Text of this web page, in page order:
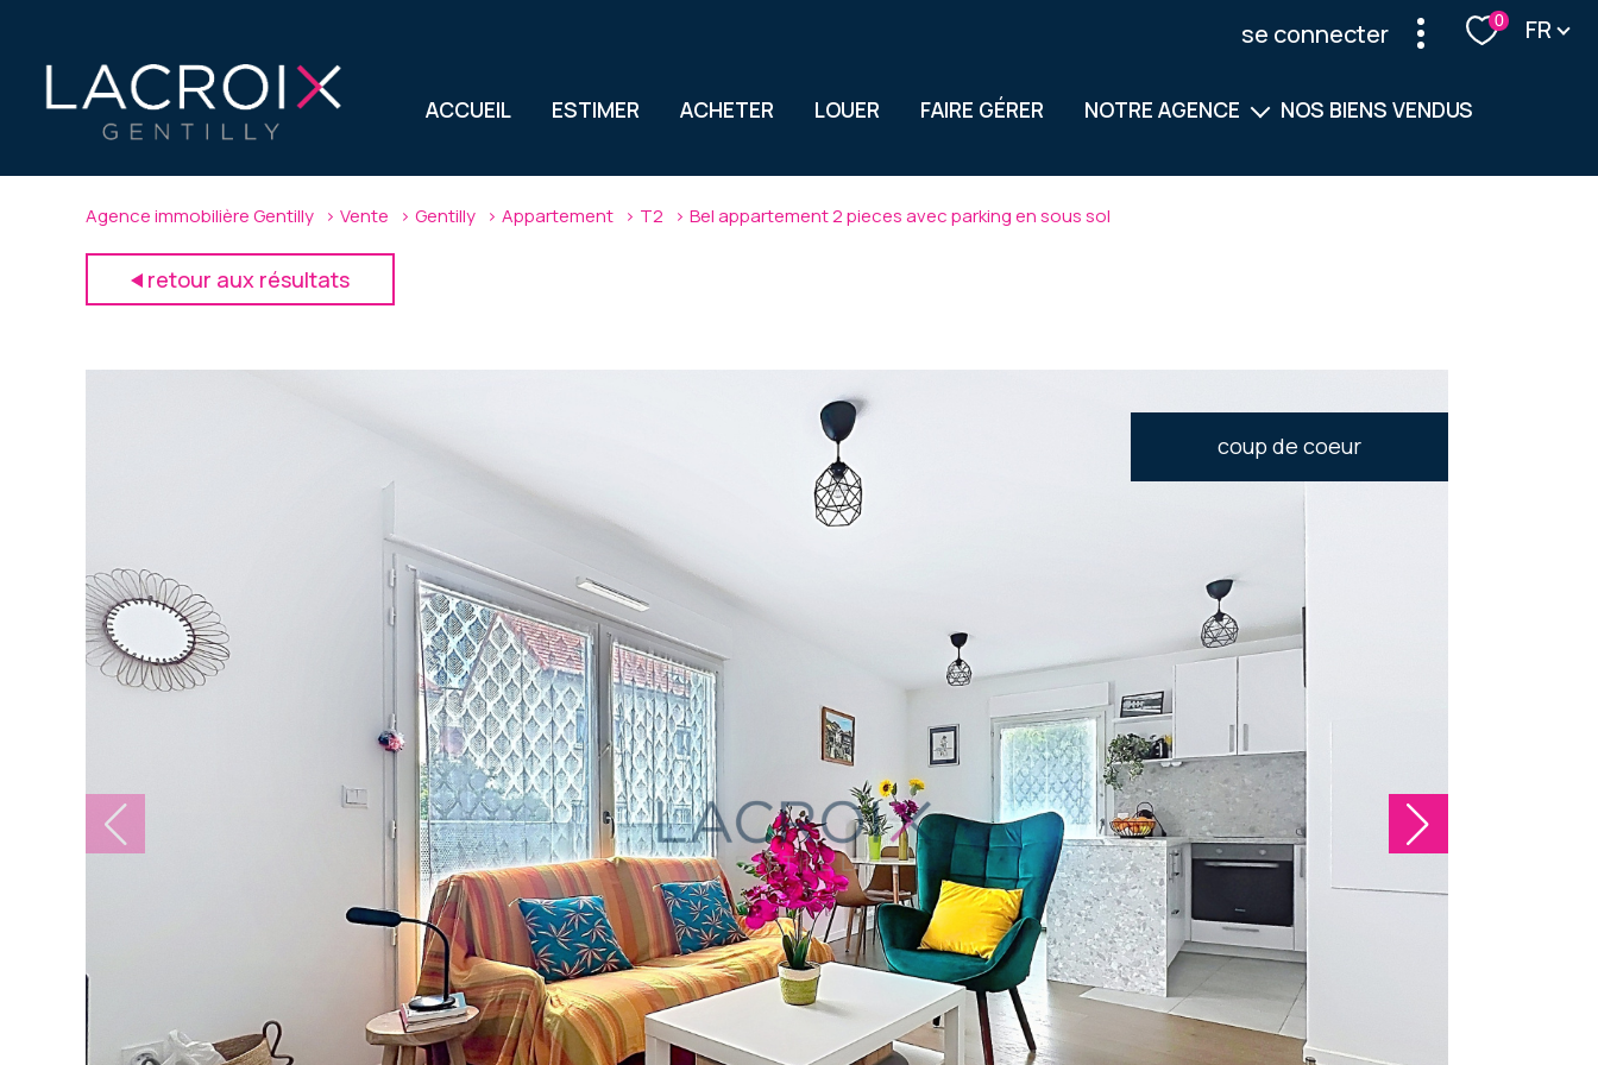
se connecter 0 Langue
FR
ACCUEIL ESTIMER ACHETER LOUER FAIRE GÉRER NOTRE AGENCE
Notre équipe
NOS BIENS VENDUS
Agence immobilière Gentilly Vente Gentilly Appartement T2 Bel appartement 2 pieces avec parking en sous sol
retour aux résultats
coup de coeur